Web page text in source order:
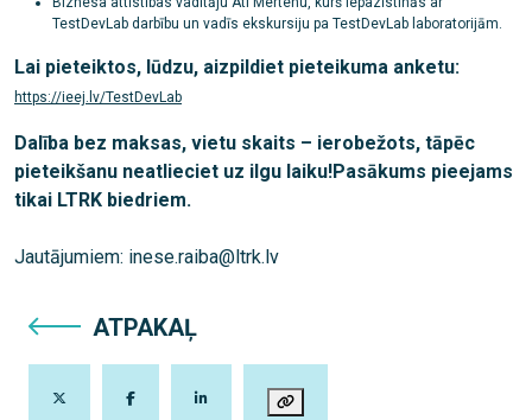
TestDevLab darbību un vadīs ekskursiju pa TestDevLab laboratorijām.
Lai pieteiktos, lūdzu, aizpildiet pieteikuma anketu:
https://ieej.lv/TestDevLab
Dalība bez maksas, vietu skaits – ierobežots, tāpēc
pieteikšanu neatlieciet uz ilgu laiku!Pasākums pieejams
tikai LTRK biedriem.
Jautājumiem: inese.raiba@ltrk.lv
ATPAKAĻ